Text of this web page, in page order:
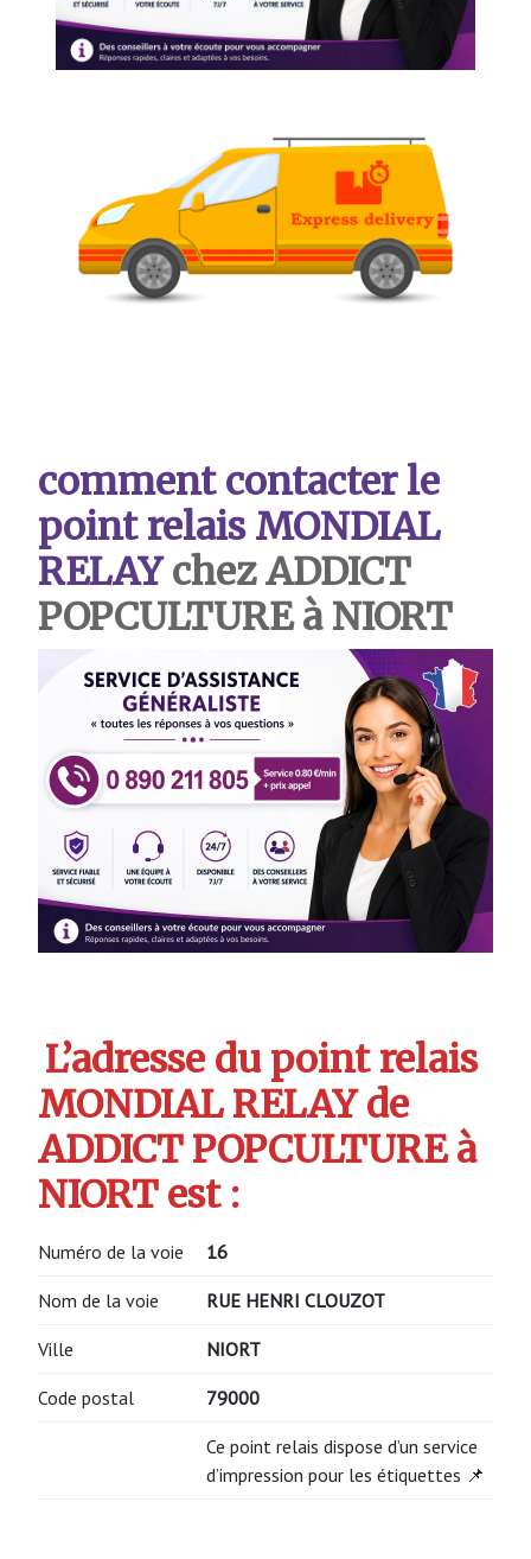
comment contacter le
point relais MONDIAL
RELAYchez ADDICT
POPCULTURE à NIORT
L’adresse du point relais
MONDIAL RELAY de
ADDICT POPCULTURE à
NIORT est :
Numéro de la voie 16
Nom de la voie RUE HENRI CLOUZOT
Ville NIORT
Code postal 79000
Ce point relais dispose d’un service
d’impression pour les étiquettes 📌